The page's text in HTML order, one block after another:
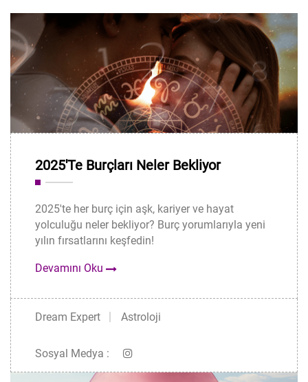
2025'te Burçları Neler Bekliyor
2025'te her burç için aşk, kariyer ve hayat
yolculuğu neler bekliyor? Burç yorumlarıyla yeni
yılın fırsatlarını keşfedin!
Devamını Oku
Dream Expert Astroloji
Sosyal Medya :